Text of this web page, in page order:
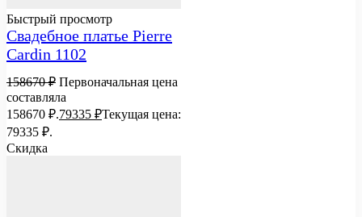
Быстрый просмотр
Свадебное платье Pierre
Cardin 1102
158670₽ Первоначальная цена
составляла
158670 ₽.79335 ₽Текущая цена:
79335 ₽.
Скидка